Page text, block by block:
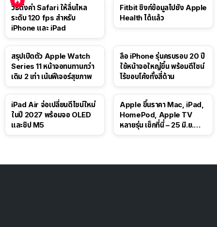
วิธีตั้งค่า Safari ให้ลื่นไหล
ระดับ 120 fps สำหรับ
iPhone และ iPad
Fitbit ซิงก์ข้อมูลไปยัง Apple
Health ได้แล้ว
สรุปเปิดตัว Apple Watch
Series 11 หน้าจอทนทานกว่า
เดิม 2 เท่า เน้นฟีเจอร์สุขภาพ
ลือ iPhone รุ่นครบรอบ 20 ปี
ใช้หน้าจอใหญ่ขึ้น พร้อมดีไซน์
ไร้ขอบโค้งทั้งสี่ด้าน
iPad Air จ่อเปลี่ยนดีไซน์ใหม่
ในปี 2027 พร้อมจอ OLED
และชิป M5
Apple ขึ้นราคา Mac, iPad,
HomePod, Apple TV
หลายรุ่น เช็กที่นี่ – 25 มิ.ย.